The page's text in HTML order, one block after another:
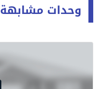
وحدات مشابهة